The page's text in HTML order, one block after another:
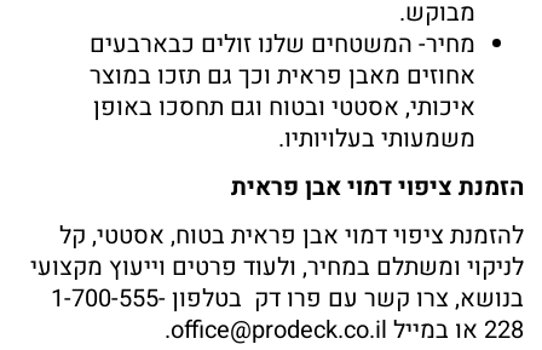
מבוקש.
מחיר- המשטחים שלנו זולים כבארבעים
אחוזים מאבן פראית וכך גם תזכו במוצר
איכותי, אסטטי ובטוח וגם תחסכו באופן
משמעותי בעלויותיו.
הזמנת ציפוי דמוי אבן פראית
להזמנת ציפוי דמוי אבן פראית בטוח, אסטטי, קל
לניקוי ומשתלם במחיר, ולעוד פרטים וייעוץ מקצועי
בנושא, צרו קשר עם פרו דק בטלפון 1-700-555-
228 או במייל
office@prodeck.co.il
.